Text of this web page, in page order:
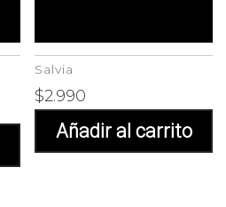
Salvia
$2.990
Añadir al carrito